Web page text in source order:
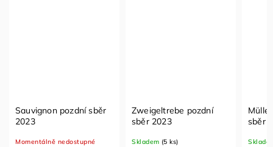
Sauvignon pozdní sběr
2023
Momentálně nedostupné
Zweigeltrebe pozdní
sběr 2023
Skladem (5 ks)
sběr